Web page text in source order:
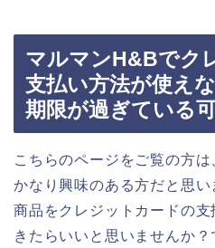
マルマンH&Bでク
支払い方法が使え
期限が過ぎている可
こちらのページをご覧の方
かなり興味のある方だと思
商品をクレジットカードの
きたらいいと思いませんか？